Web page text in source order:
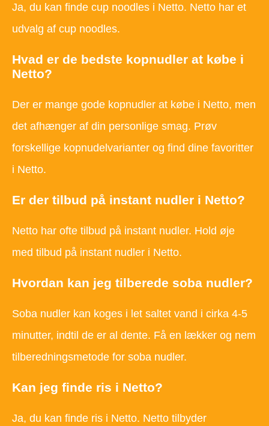
Ja, du kan finde cup noodles i Netto. Netto har et
udvalg af cup noodles.
Hvad er de bedste kopnudler at købe i
Netto?
Der er mange gode kopnudler at købe i Netto, men
det afhænger af din personlige smag. Prøv
forskellige kopnudelvarianter og find dine favoritter
i Netto.
Er der tilbud på instant nudler i Netto?
Netto har ofte tilbud på instant nudler. Hold øje
med tilbud på instant nudler i Netto.
Hvordan kan jeg tilberede soba nudler?
Soba nudler kan koges i let saltet vand i cirka 4-5
minutter, indtil de er al dente. Få en lækker og nem
tilberedningsmetode for soba nudler.
Kan jeg finde ris i Netto?
Ja, du kan finde ris i Netto. Netto tilbyder